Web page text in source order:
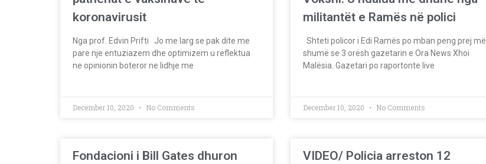
koronavirusit
Nga prof. Edvin Prifti Jo me larg se pak dite me
pare nje entuziazem dhe optimizem u reflektua
ne opinionin boteror ne lidhje me
December 10, 2020 No Comments
militantët e Ramës në polici
Shteti policor i Edi Ramës po mban peng prej më
shumë se 3 orësh gazetarin e Ora News Xhoi
Malësia. Gazetari po raportonte live
December 10, 2020 No Comments
Fondacioni i Bill Gates dhuron
VIDEO/ Policia arreston 12